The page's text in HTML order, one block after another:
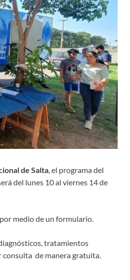
de Salta, el programa del
del lunes 10 al viernes 14 de
medio de un formulario.
tratamientos
consulta de manera gratuita.